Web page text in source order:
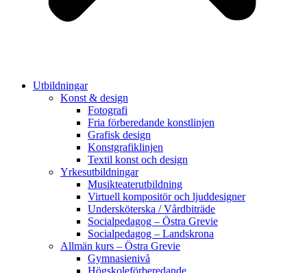
Utbildningar
Konst & design
Fotografi
Fria förberedande konstlinjen
Grafisk design
Konstgrafiklinjen
Textil konst och design
Yrkesutbildningar
Musikteaterutbildning
Virtuell kompositör och ljuddesigner
Undersköterska / Vårdbiträde
Socialpedagog – Östra Grevie
Socialpedagog – Landskrona
Allmän kurs – Östra Grevie
Gymnasienivå
Högskoleförberedande